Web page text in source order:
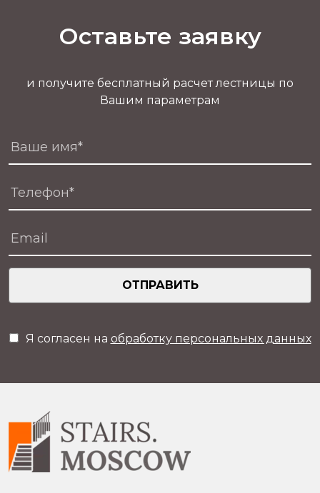
Оставьте заявку
и получите бесплатный расчет лестницы по
Вашим параметрам
ОТПРАВИТЬ
Я согласен на обработку персональных данных